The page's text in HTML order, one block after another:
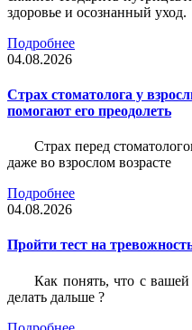
здоровье и осознанный уход.
Подробнее
04.08.2026
Страх стоматолога у
помогают его преодолеть
Страх перед
даже во взрослом возрасте
Подробнее
04.08.2026
Пройти тест на
Как понять, что с
делать дальше ?